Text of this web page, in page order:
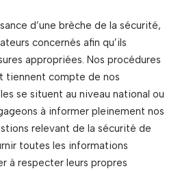
d’une brèche de la sécurité,
concernés afin qu’ils
appropriées. Nos procédures
tiennent compte de nos
se situent au niveau national ou
à informer pleinement nos
relevant de la sécurité de
toutes les informations
à respecter leurs propres